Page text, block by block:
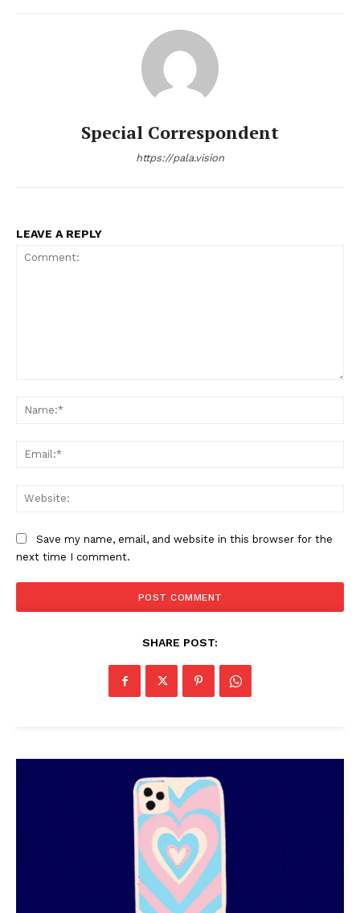
PALA VISION
Special Correspondent
https://pala.vision
LEAVE A REPLY
Save my name, email, and website in this browser for the
next time I comment.
SHARE POST: